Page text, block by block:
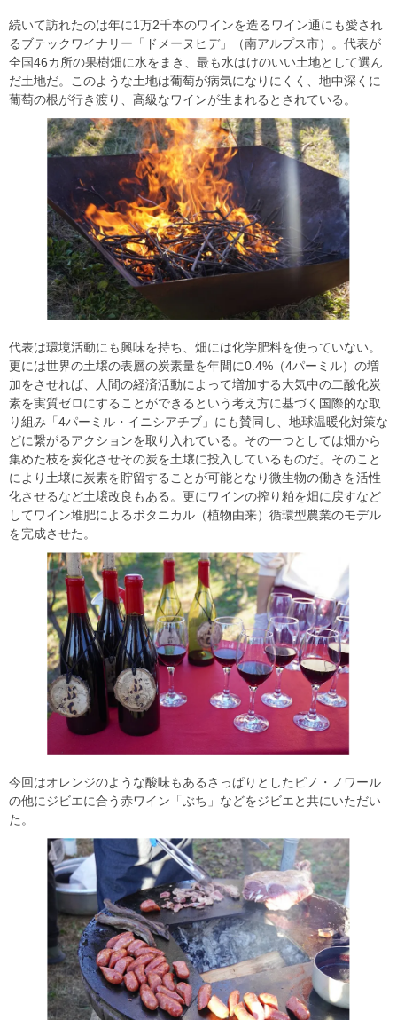
続いて訪れたのは年に1万2千本のワインを造るワイン通にも愛され
るブテックワイナリー「ドメーヌヒデ」（南アルプス市）。代表が
全国46カ所の果樹畑に水をまき、最も水はけのいい土地として選ん
だ土地だ。このような土地は葡萄が病気になりにくく、地中深くに
葡萄の根が行き渡り、高級なワインが生まれるとされている。
代表は環境活動にも興味を持ち、畑には化学肥料を使っていない。
更には世界の土壌の表層の炭素量を年間に0.4%（4パーミル）の増
加をさせれば、人間の経済活動によって増加する大気中の二酸化炭
素を実質ゼロにすることができるという考え方に基づく国際的な取
り組み「4パーミル・イニシアチブ」にも賛同し、地球温暖化対策な
どに繋がるアクションを取り入れている。その一つとしては畑から
集めた枝を炭化させその炭を土壌に投入しているものだ。そのこと
により土壌に炭素を貯留することが可能となり微生物の働きを活性
化させるなど土壌改良もある。更にワインの搾り粕を畑に戻すなど
してワイン堆肥によるボタニカル（植物由来）循環型農業のモデル
を完成させた。
今回はオレンジのような酸味もあるさっぱりとしたピノ・ノワール
の他にジビエに合う赤ワイン「ぶち」などをジビエと共にいただい
た。